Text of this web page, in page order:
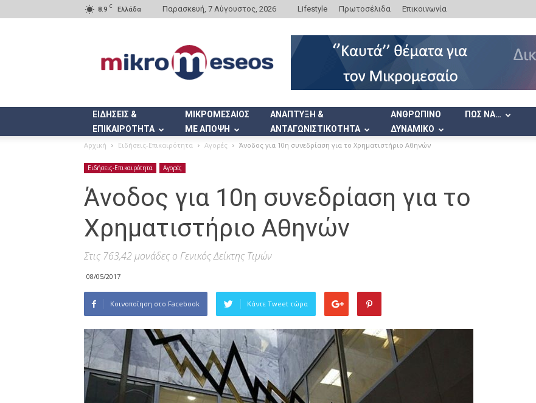
8.9 C Ελλάδα Παρασκευή, 7 Αύγουστος, 2026 Lifestyle Πρωτοσέλιδα Επικοινωνία
ΕΙΔΗΣΕΙΣ &
ΕΠΙΚΑΙΡΟΤΗΤΑ
ΜΙΚΡΟΜΕΣΑΙΟΣ
ΜΕ ΑΠΟΨΗ
ΑΝΑΠΤΥΞΗ &
ΑΝΤΑΓΩΝΙΣΤΙΚΟΤΗΤΑ
ΑΝΘΡΩΠΙΝΟ
ΔΥΝΑΜΙΚΟ
ΠΩΣ ΝΑ…
Αρχική Ειδήσεις-Επικαιρότητα Αγορές Άνοδος για 10η συνεδρίαση για το Χρηματιστήριο Αθηνών
Ειδήσεις-Επικαιρότητα Αγορές
Άνοδος για 10η συνεδρίαση για το
Χρηματιστήριο Αθηνών
Στις 763,42 μονάδες ο Γενικός Δείκτης Τιμών
08/05/2017
Κοινοποίηση στο Facebook Κάντε Tweet τώρα